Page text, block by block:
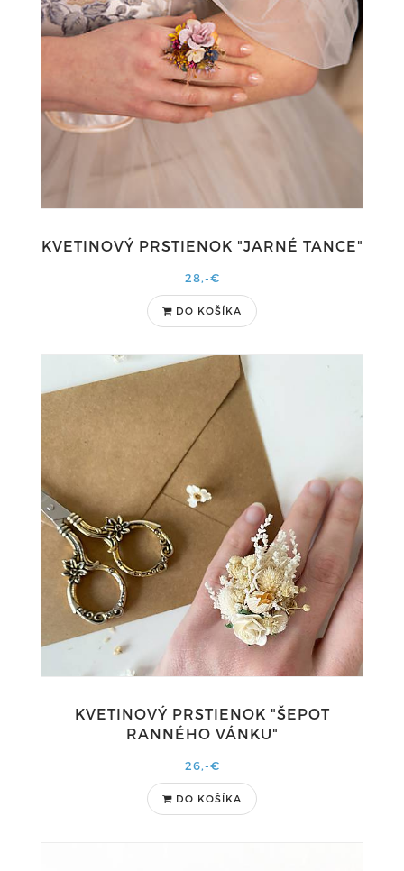
KVETINOVÝ PRSTIENOK "JARNÉ TANCE"
28,-€
DO KOŠÍKA
KVETINOVÝ PRSTIENOK "ŠEPOT
RANNÉHO VÁNKU"
26,-€
DO KOŠÍKA